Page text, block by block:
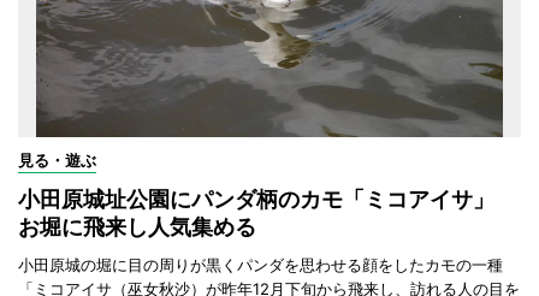
見る・遊ぶ
小田原城址公園にパンダ柄のカモ「ミコアイサ」
お堀に飛来し人気集める
小田原城の堀に目の周りが黒くパンダを思わせる顔をしたカモの一種
「ミコアイサ（巫女秋沙）が昨年12月下旬から飛来し、訪れる人の目を